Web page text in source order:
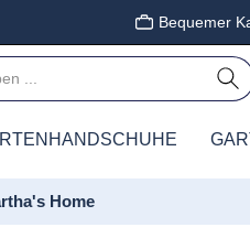
Bequemer
Home